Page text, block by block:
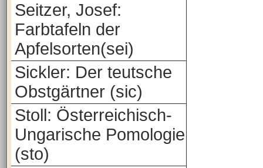
Seitzer, Josef:
Farbtafeln der
Apfelsorten(sei)
Sickler: Der teutsche
Obstgärtner (sic)
Stoll: Österreichisch-
Ungarische Pomologie
(sto)